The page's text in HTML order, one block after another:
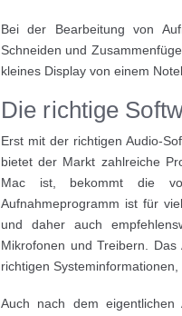
Bei der Bearbeitung von
Schneiden und
kleines Display von einem
Die richtige
Erst mit der richtigen Audio-
bietet der Markt zahlreiche
Mac ist, bekommt die
Aufnahmeprogramm ist für
und daher auch
Mikrofonen und Treibern.
richtigen
Auch nach dem eigentlichen